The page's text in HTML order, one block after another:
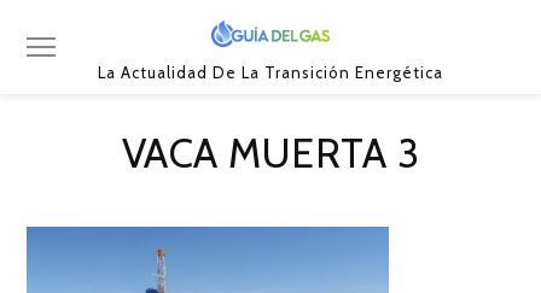
La Actualidad De La Transición Energética
VACA MUERTA 3